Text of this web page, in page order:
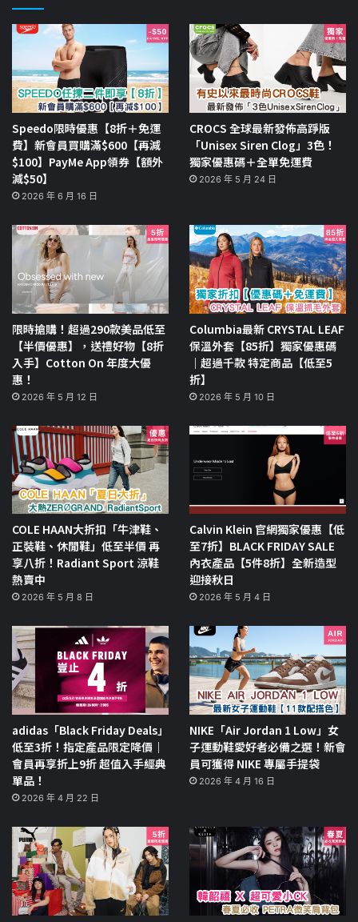
Speedo限時優惠【8折＋免運
費】新會員買購滿$600【再減
$100】PayMe App領券【額外
減$50】
2026 年 6 月 16 日
CROCS 全球最新發佈高踭版
「Unisex Siren Clog」3色！
獨家優惠碼＋全單免運費
2026 年 5 月 24 日
限時搶購！超過290款美品低至
【半價優惠】，送禮好物【8折
入手】Cotton On 年度大優
惠！
2026 年 5 月 12 日
Columbia最新 CRYSTAL LEAF
保溫外套【85折】獨家優惠碼
｜超過千款 特定商品【低至5
折】
2026 年 5 月 10 日
COLE HAAN大折扣「牛津鞋、
正裝鞋、休閒鞋」低至半價 再
享八折！Radiant Sport 涼鞋
熱賣中
2026 年 5 月 8 日
Calvin Klein 官網獨家優惠【低
至7折】BLACK FRIDAY SALE
內衣產品【5件8折】全新造型
迎接秋日
2026 年 5 月 4 日
adidas「Black Friday Deals」
低至3折！指定產品限定降價｜
會員再享折上9折 超值入手經典
單品！
2026 年 4 月 22 日
NIKE「Air Jordan 1 Low」女
子運動鞋愛好者必備之選！新會
員可獲得 NIKE 專屬手提袋
2026 年 4 月 16 日